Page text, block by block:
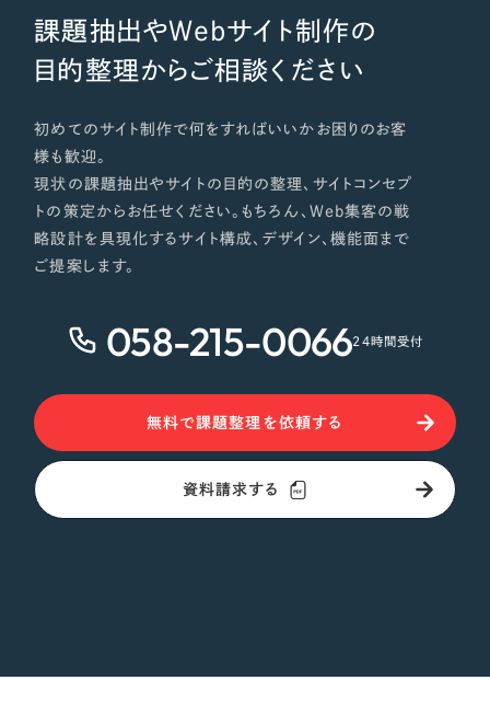
課題抽出やWebサイト制作の
目的整理からご相談ください
初めてのサイト制作で何をすればいいかお困りのお客
様も歓迎。
現状の課題抽出やサイトの目的の整理、サイトコンセプ
トの策定からお任せください。もちろん、Web集客の戦
略設計を具現化するサイト構成、デザイン、機能面まで
ご提案します。
058-215-006624時間受付
無料で課題整理を依頼する
資料請求する